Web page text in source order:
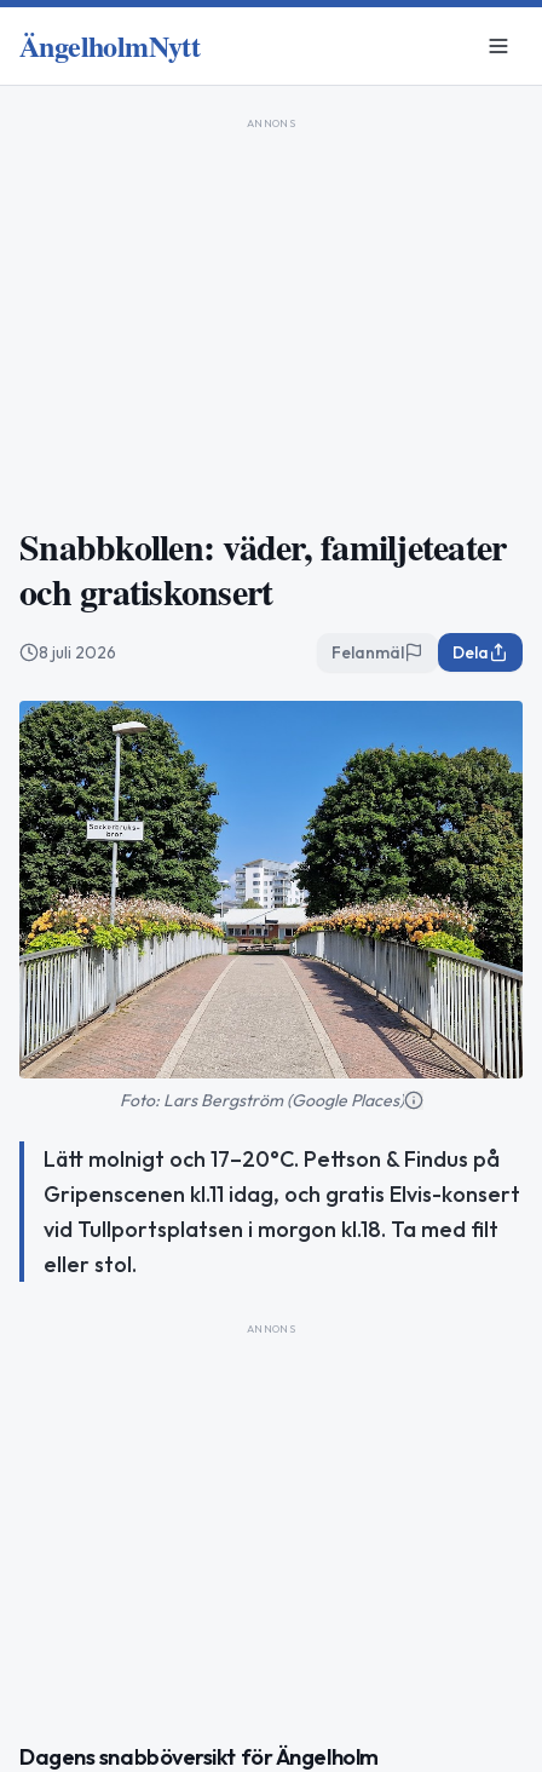
ÄngelholmNytt
ANNONS
Snabbkollen: väder, familjeteater
och gratiskonsert
8 juli 2026 Felanmäl Dela
Foto: Lars Bergström (Google Places)
Lätt molnigt och 17–20°C. Pettson & Findus på
Gripenscenen kl.11 idag, och gratis Elvis-konsert
vid Tullportsplatsen i morgon kl.18. Ta med filt
eller stol.
ANNONS
Dagens snabböversikt för Ängelholm